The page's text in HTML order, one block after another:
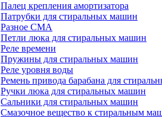
Палец крепления амортизатора
Патрубки для стиральных машин
Разное СМА
Петли люка для стиральных машин
Реле времени
Пружины для стиральных машин
Реле уровня воды
Ремень привода барабана для
Ручки люка для стиральных машин
Сальники для стиральных машин
Смазочное вещество к стиральным